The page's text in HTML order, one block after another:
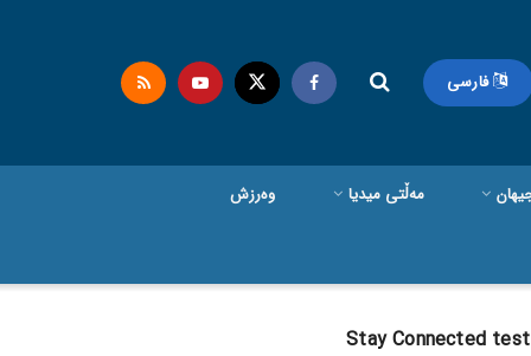
فارسی
مەڵتی میدیا وەرزش
Stay Connected test